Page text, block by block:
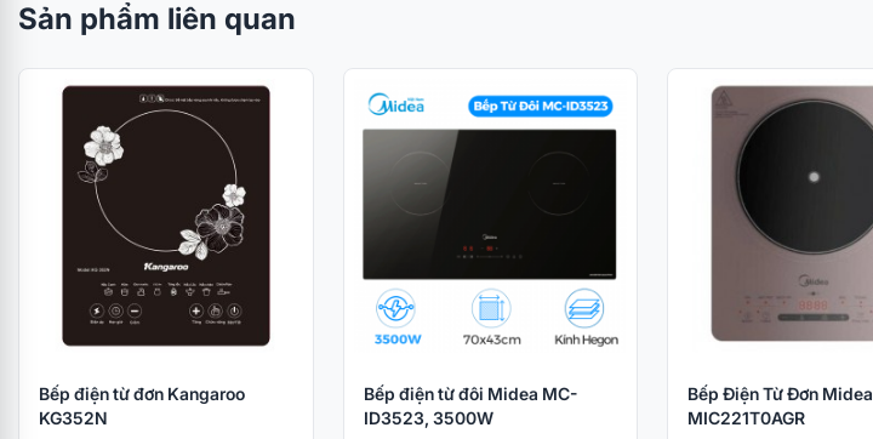
Sản phẩm liên quan
Bếp điện từ đơn Kangaroo
KG352N
Bếp điện từ đôi Midea MC-
ID3523, 3500W
Bếp Điện Từ Đơn Midea
MIC221T0AGR